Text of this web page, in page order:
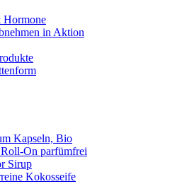
Hormone
in Aktion
Kapseln, Bio
On parfümfrei
Sirup
Kokosseife